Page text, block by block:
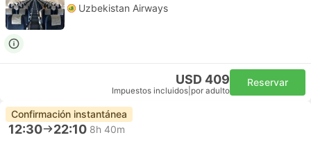
Uzbekistan Airways
USD 409
Impuestos incluidos por adulto
Reservar
Confirmación instantánea
12:30 22:10 8h 40m